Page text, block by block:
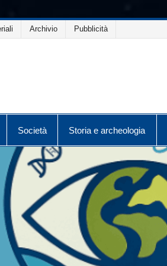
Archivio Pubblicità
Società Storia e archeologia